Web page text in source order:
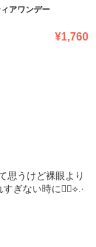
アワンデー
¥1,760
思うけど裸眼より
ぎない時に👍🏻⟡.·